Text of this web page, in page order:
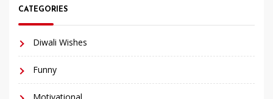
CATEGORIES
Diwali Wishes
Funny
Motivational